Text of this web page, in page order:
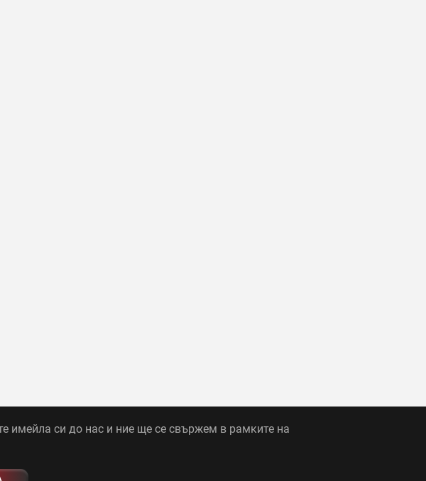
имейла си до нас и ние ще се свържем в рамките на